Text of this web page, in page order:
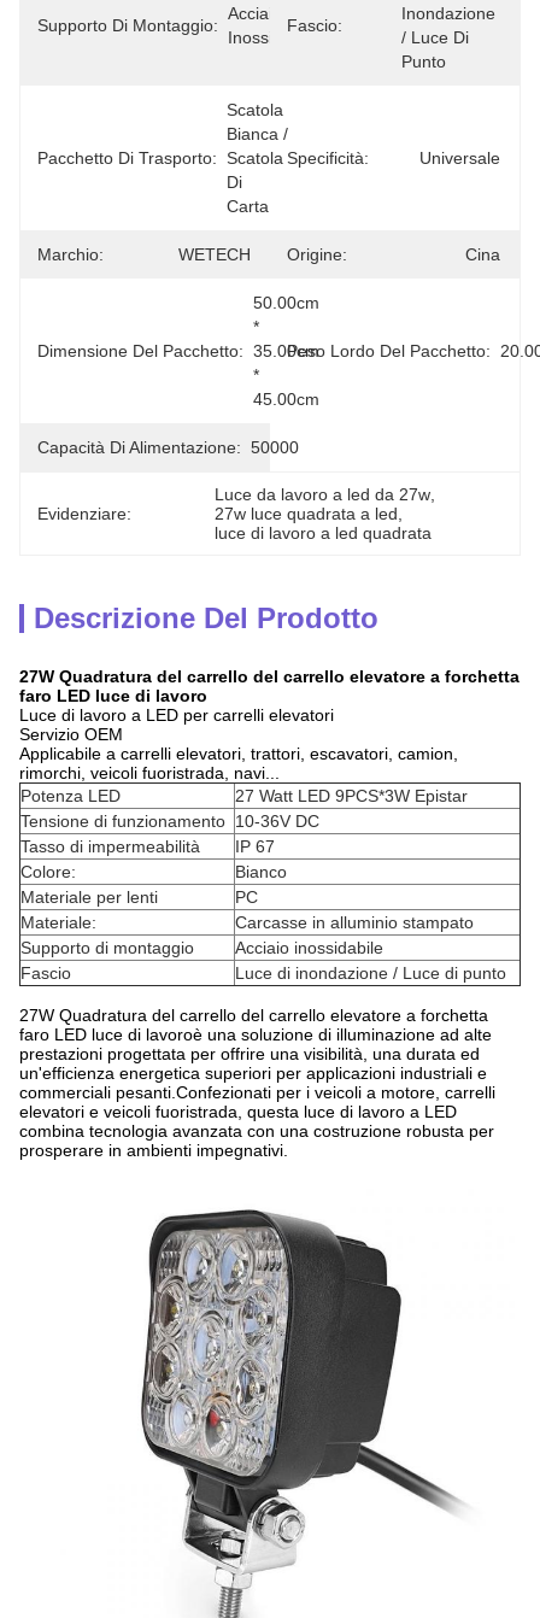
Supporto Di Montaggio:
Acciaio
Inossidabile
Fascio:
Inondazione
/ Luce Di
Punto
Pacchetto Di Trasporto:
Scatola
Bianca /
Scatola
Di
Carta
Specificità: Universale
Marchio: WETECH Origine: Cina
Dimensione Del Pacchetto:
50.00cm
*
35.00cm
*
45.00cm
Peso Lordo Del Pacchetto:
Capacità Di Alimentazione: 50000
Evidenziare:
Luce da lavoro a led da 27w
27w luce quadrata a led
luce di lavoro a led quadrata
Descrizione Del Prodotto
27W Quadratura del carrello del carrello elevatore a forchetta
faro LED luce di lavoro
Luce di lavoro a LED per carrelli elevatori
Servizio OEM
Applicabile a carrelli elevatori, trattori, escavatori, camion,
rimorchi, veicoli fuoristrada, navi...
Potenza LED
27 Watt LED 9PCS*3W Epistar
Tensione di funzionamento 10-36V DC
Tasso di impermeabilità
IP 67
Colore:
Bianco
Materiale per lenti
PC
Materiale:
Carcasse in alluminio stampato
Supporto di montaggio
Acciaio inossidabile
Fascio
Luce di inondazione / Luce di punto
27W Quadratura del carrello del carrello elevatore a forchetta
faro LED luce di lavoroè una soluzione di illuminazione ad alte
prestazioni progettata per offrire una visibilità, una durata ed
un'efficienza energetica superiori per applicazioni industriali e
commerciali pesanti.Confezionati per i veicoli a motore, carrelli
elevatori e veicoli fuoristrada, questa luce di lavoro a LED
combina tecnologia avanzata con una costruzione robusta per
prosperare in ambienti impegnativi.